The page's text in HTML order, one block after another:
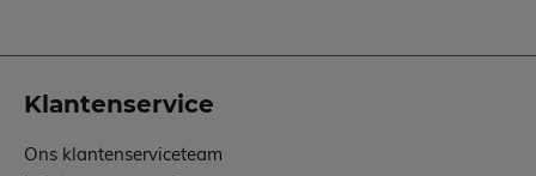
Klantenservice
Ons klantenserviceteam